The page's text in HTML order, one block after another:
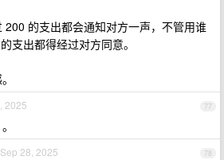
200 的支出都会通知对方一声，不管用谁
支出都得经过对方同意。
77
2025
78
Sep 28, 2025